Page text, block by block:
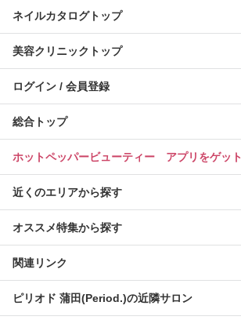
ネイルカタログトップ
美容クリニックトップ
ログイン / 会員登録
総合トップ
ホットペッパービューティー アプリをゲット
近くのエリアから探す
オススメ特集から探す
関連リンク
ピリオド 蒲田(Period.)の近隣サロン